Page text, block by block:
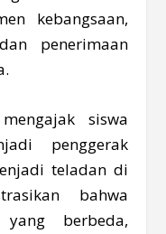
kebangsaan,
penerimaan
siswa
penggerak
teladan di
bahwa
berbeda,